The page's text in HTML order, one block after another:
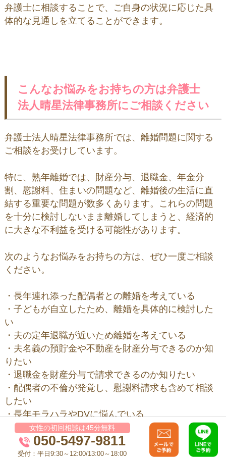
女性の初回相談は45分無料
050-5497-9811
受付：平日9:30～12:00/13:00～18:00
弁護士に相談することで、ご自身の状況に応じた具
体的な見通しを立てることができます。
こんなお悩みをお持ちの方は弁護士
法人晴星法律事務所にご相談ください
弁護士法人晴星法律事務所では、離婚問題に関する
ご相談をお受けしています。
特に、熟年離婚では、財産分与、退職金、年金分
割、慰謝料、住まいの問題など、離婚後の生活に直
結する重要な問題が数多くあります。これらの問題
を十分に検討しないまま離婚してしまうと、経済的
に大きな不利益を受ける可能性があります。
次のようなお悩みをお持ちの方は、ぜひ一度ご相談
ください。
・長年連れ添った配偶者との離婚を考えている
・子どもが自立したため、離婚を具体的に検討した
い
・夫の定年退職が近いため離婚を考えている
・夫名義の預貯金や不動産を財産分与できるのか知
りたい
・退職金を財産分与で請求できるのか知りたい
・配偶者の不倫が発覚し、慰謝料請求も含めて相談
したい
・長年モラハラやDVに悩んでいる
・相手と直接話し合うことが精神的に負担である
・離婚後の生活費や住まいに不安がある
・相手が財産を隠しているのではないかと感じてい